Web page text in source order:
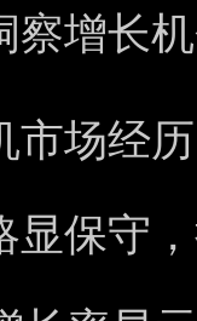
察增长
市场经
显保守